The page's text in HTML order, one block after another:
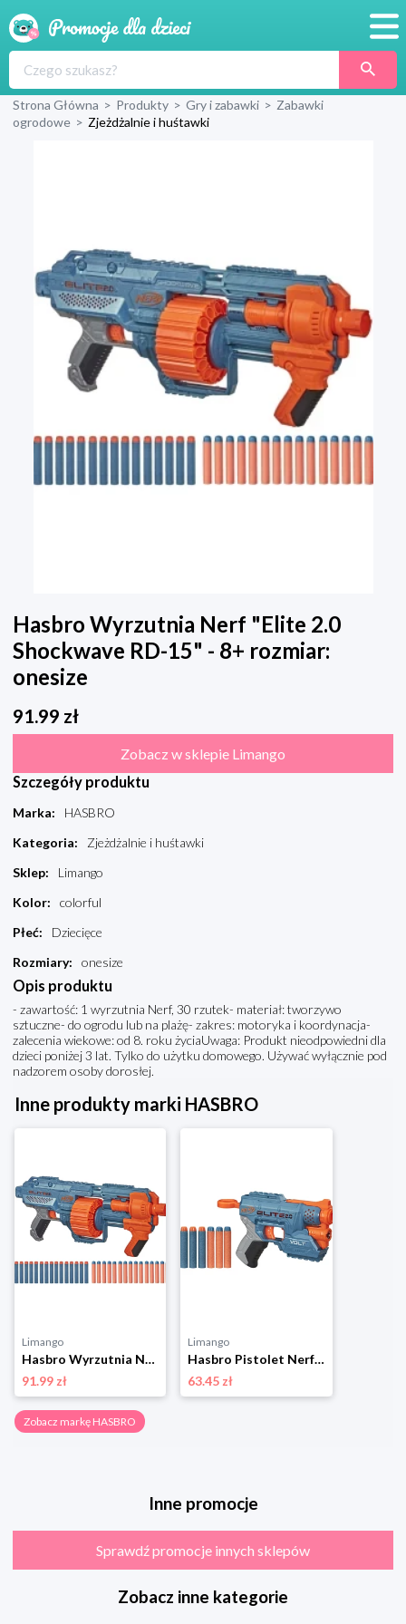
Produkty
Strona Główna > Produkty > Gry i zabawki > Zabawki
ogrodowe > Zjeżdżalnie i huśtawki
Hasbro Wyrzutnia Nerf "Elite 2.0
Shockwave RD-15" - 8+ rozmiar:
onesize
91.99 zł
Zobacz w sklepie Limango
Szczegóły produktu
Marka:
HASBRO
Kategoria:
Zjeżdżalnie i huśtawki
Sklep:
Limango
Kolor:
colorful
Płeć:
Dziecięce
Rozmiary: onesize
Opis produktu
- zawartość: 1 wyrzutnia Nerf, 30 rzutek- materiał: tworzywo
sztuczne- do ogrodu lub na plażę- zakres: motoryka i koordynacja-
zalecenia wiekowe: od 8. roku życiaUwaga: Produkt nieodpowiedni dla
dzieci poniżej 3 lat. Tylko do użytku domowego. Używać wyłącznie pod
nadzorem osoby dorosłej.
Inne produkty marki HASBRO
Limango
Hasbro Wyrzutnia Nerf "Elite 2.0 Shockwave RD-15" - 8+ rozmiar: onesize
91.99 zł
Limango
Hasbro Pistolet Nerf "Elite 2.0 Volt SD-1" - 8+ rozmiar: onesize
63.45 zł
Zobacz markę HASBRO
Inne promocje
Sprawdź promocje innych sklepów
Zobacz inne kategorie